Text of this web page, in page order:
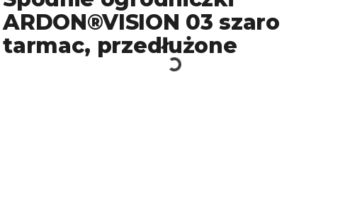
ARDON®VISION 03 szaro
tarmac, przedłużone